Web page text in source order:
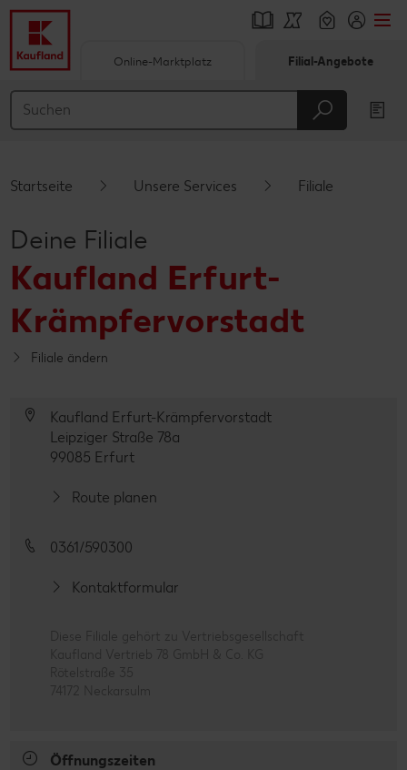
Hauptinhalt
Online-Marktplatz Filial-Angebote
Startseite Unsere Services Filiale
Deine Filiale
Kaufland Erfurt-
Krämpfervorstadt
Filiale ändern
Kaufland Erfurt-Krämpfervorstadt
Leipziger Straße 78a
99085 Erfurt
Route planen
0361/590300
Kontaktformular
Diese Filiale gehört zu Vertriebsgesellschaft
Kaufland Vertrieb 78 GmbH & Co. KG
Rötelstraße 35
74172 Neckarsulm
Öffnungszeiten